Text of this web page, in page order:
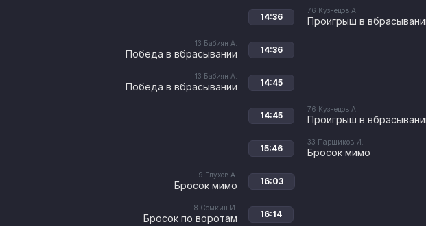
76 Кузнецов А.
Проигрыш в
14:36
13 Бабиян А.
Победа в вбрасывании 14:36
13 Бабиян А.
Победа в вбрасывании 14:45
76 Кузнецов А.
Проигрыш в
14:45
33 Паршиков И.
Бросок мимо
15:46
9 Глухов А.
Бросок мимо 16:03
8 Сёмкин И.
Бросок по воротам 16:14